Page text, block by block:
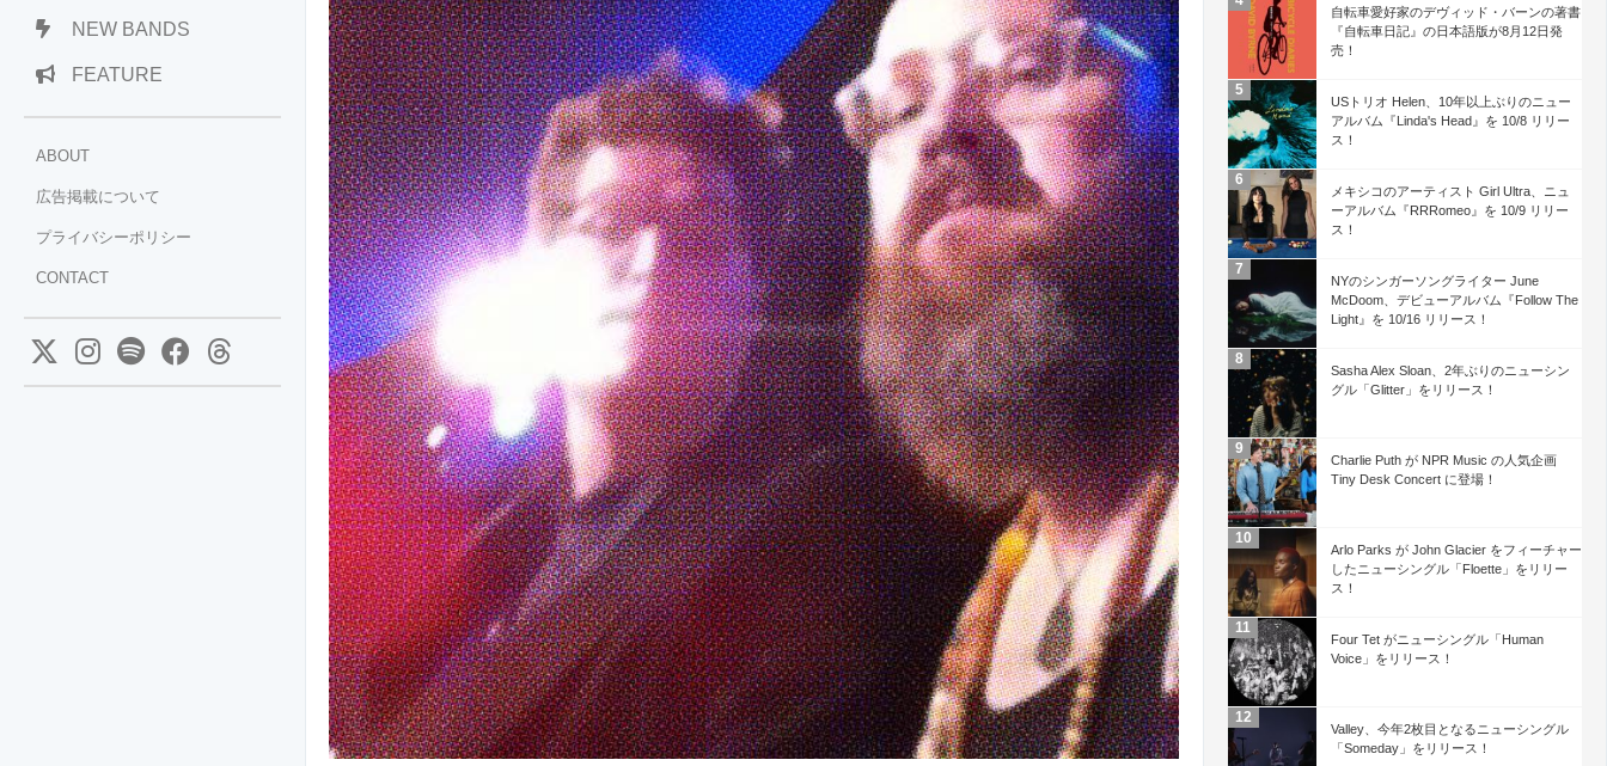
NEW BANDS
FEATURE
ABOUT
広告掲載について
プライバシーポリシー
CONTACT
自転車愛好家のデヴィッド・バーンの著書
『自転車日記』の日本語版が8月12日発
売！
USトリオ Helen、10年以上ぶりのニュー
アルバム『Linda's Head』を 10/8 リリー
ス！
メキシコのアーティスト Girl Ultra、ニュ
ーアルバム『RRRomeo』を 10/9 リリー
ス！
NYのシンガーソングライター June
McDoom、デビューアルバム『Follow The
Light』を 10/16 リリース！
Sasha Alex Sloan、2年ぶりのニューシン
グル「Glitter」をリリース！
Charlie Puth が NPR Music の人気企画
Tiny Desk Concert に登場！
Arlo Parks が John Glacier をフィーチャー
したニューシングル「Floette」をリリー
ス！
Four Tet がニューシングル「Human
Voice」をリリース！
Valley、今年2枚目となるニューシングル
「Someday」をリリース！